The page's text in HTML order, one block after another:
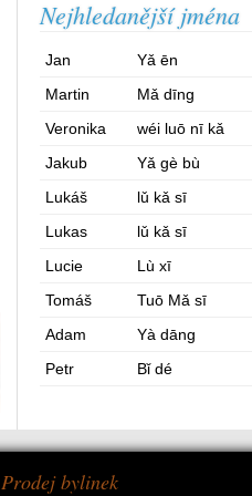
Nejhledanější jména
Jan
Yǎ ēn
Martin
Mǎ dīng
Veronika
wéi luō nī kǎ
Jakub
Yǎ gè bù
Lukáš
lǔ kǎ sī
Lukas
lǔ kǎ sī
Lucie
Lù xī
Tomáš
Tuō Mǎ sī
Adam
Yà dāng
Petr
Bǐ dé
Prodej bylinek